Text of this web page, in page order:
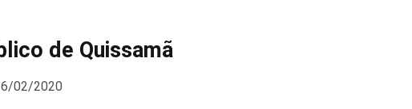
de Quissamã
02/2020